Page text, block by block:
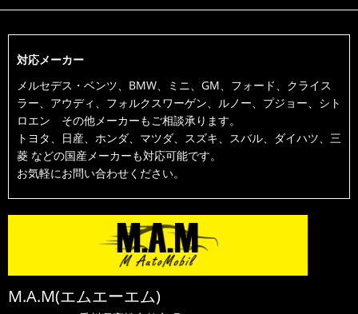
M.A.M(エムエーエム)
対応メーカー
メルセデス・ベンツ、BMW、ミニ、GM、フォード、クライス
ラー、アウディ、フォルクスワーゲン、ルノー、プジョー、シト
ロエン その他メーカーもご相談承ります。
トヨタ、日産、ホンダ、マツダ、スズキ、スバル、ダイハツ、三
菱 などの国産メーカーも対応可能です。
お気軽にお問い合わせください。